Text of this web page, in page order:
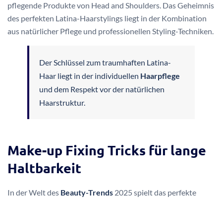
pflegende Produkte von Head and Shoulders. Das Geheimnis
des perfekten Latina-Haarstylings liegt in der Kombination
aus natürlicher Pflege und professionellen Styling-Techniken.
Der Schlüssel zum traumhaften Latina-
Haar liegt in der individuellen Haarpflege
und dem Respekt vor der natürlichen
Haarstruktur.
Make-up Fixing Tricks für lange
Haltbarkeit
In der Welt des Beauty-Trends 2025 spielt das perfekte